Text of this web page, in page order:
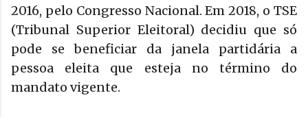
2016, pelo Congresso Nacional. Em 2018, o TSE
(Tribunal Superior Eleitoral) decidiu que só
pode se beneficiar da janela partidária a
pessoa eleita que esteja no término do
mandato vigente.